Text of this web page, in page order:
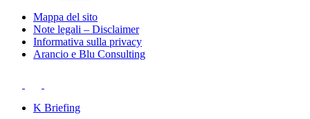
Mappa del sito
Note legali – Disclaimer
Informativa sulla privacy
Arancio e Blu Consulting
K Briefing